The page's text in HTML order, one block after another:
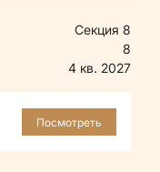
Секция 8
8
4 кв. 2027
Посмотреть